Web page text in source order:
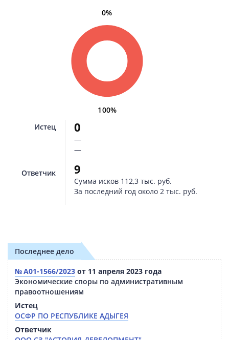
0%
100%
Истец
Ответчик
0
—
—
9
Сумма исков 112,3 тыс. руб.
За последний год около 2 тыс. руб.
Последнее дело
№ А01-1566/2023 от 11 апреля 2023 года
Экономические споры по административным
правоотношениям
Истец
ОСФР ПО РЕСПУБЛИКЕ АДЫГЕЯ
Ответчик